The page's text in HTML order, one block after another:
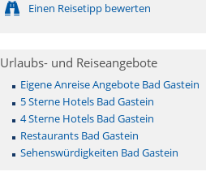
Einen Reisetipp bewerten
Urlaubs- und Reiseangebote
Eigene Anreise Angebote Bad Gastein
5 Sterne Hotels Bad Gastein
4 Sterne Hotels Bad Gastein
Restaurants Bad Gastein
Sehenswürdigkeiten Bad Gastein